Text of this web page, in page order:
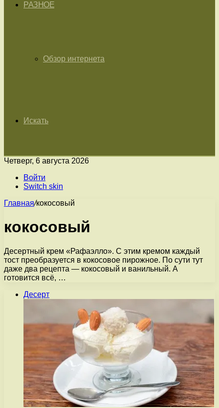
РАЗНОЕ
Обзор интернета
Искать
Четверг, 6 августа 2026
Войти
Switch skin
Главная/кокосовый
кокосовый
Десертный крем «Рафаэлло». С этим кремом каждый
тост преобразуется в кокосовое пирожное. По сути тут
даже два рецепта — кокосовый и ванильный. А
готовится всё, …
Десерт